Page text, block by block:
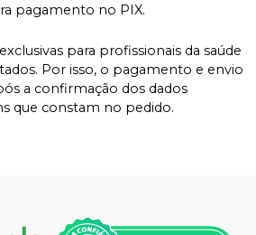
pagamento no PIX.
para profissionais da saúde
Por isso, o pagamento e envio
a confirmação dos dados
que constam no pedido.